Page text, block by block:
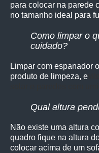
para colocar na parede
no tamanho ideal para
Como limpar o
cuidado?
Limpar com espanador
produto de limpeza, e
Qual altura
Não existe uma altura
quadro fique na altura
colocar acima de um